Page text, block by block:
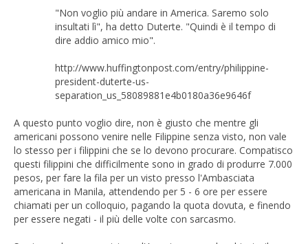
"Non voglio più andare in America. Saremo solo
insultati lì", ha detto Duterte. "Quindi è il tempo di
dire addio amico mio".
http://www.huffingtonpost.com/entry/philippine-
president-duterte-us-
separation_us_58089881e4b0180a36e9646f
A questo punto voglio dire, non è giusto che mentre gli
americani possono venire nelle Filippine senza visto, non vale
lo stesso per i filippini che se lo devono procurare. Compatisco
questi filippini che difficilmente sono in grado di produrre 7.000
pesos, per fare la fila per un visto presso l'Ambasciata
americana in Manila, attendendo per 5 - 6 ore per essere
chiamati per un colloquio, pagando la quota dovuta, e finendo
per essere negati - il più delle volte con sarcasmo.